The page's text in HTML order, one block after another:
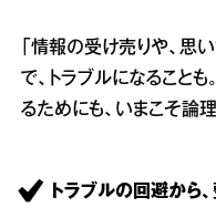
「情報の受け売りや、思
で、トラブルになること
るためにも、いまこそ論
トラブルの回避から